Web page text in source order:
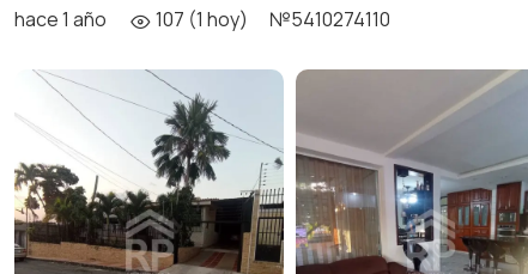
hace 1 año 107 (1 hoy) №5410274110